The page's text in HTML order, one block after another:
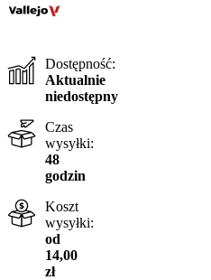
Dostępność:
Aktualnie
niedostępny
Czas
wysyłki:
48
godzin
Koszt
wysyłki:
od
14,00
zł